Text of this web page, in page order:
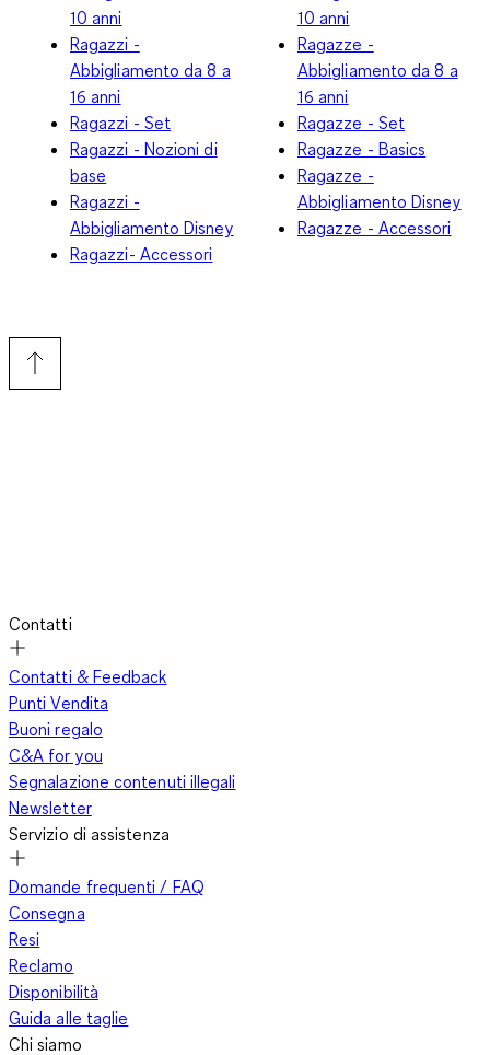
10 anni
Ragazzi -
Abbigliamento da 8 a
16 anni
Ragazzi - Set
Ragazzi - Nozioni di
base
Ragazzi -
Abbigliamento Disney
Ragazzi- Accessori
10 anni
Ragazze -
Abbigliamento da 8 a
16 anni
Ragazze - Set
Ragazze - Basics
Ragazze -
Abbigliamento Disney
Ragazze - Accessori
Contatti
Contatti & Feedback
Punti Vendita
Buoni regalo
C&A for you
Segnalazione contenuti illegali
Newsletter
Servizio di assistenza
Domande frequenti / FAQ
Consegna
Resi
Reclamo
Disponibilità
Guida alle taglie
Chi siamo